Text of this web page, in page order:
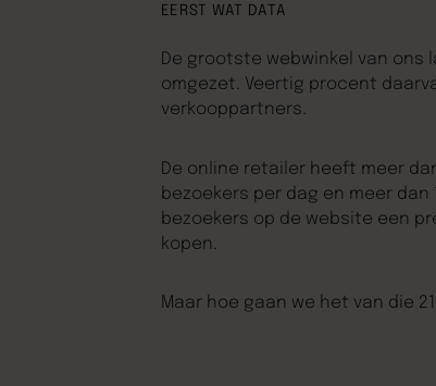
EERST WAT DATA
De grootste webwinkel van ons
omgezet. Veertig procent
verkooppartners.
De online retailer heeft meer
bezoekers per dag en meer
bezoekers op de website een
kopen.
Maar hoe gaan we het van die